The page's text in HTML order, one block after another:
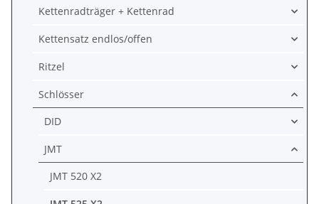
Kettenradträger + Kettenrad
Kettensatz endlos/offen
Ritzel
Schlösser
DID
JMT
JMT 520 X2